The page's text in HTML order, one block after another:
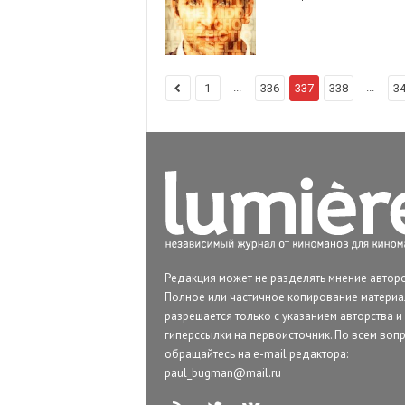
1 ... 336 337 338 ...
Редакция может не разделять мнение
Полное или частичное копирование
разрешается только с указанием авторства и
гиперссылки на первоисточник. По всем
обращайтесь на e-mail редактора:
paul_bugman@mail.ru